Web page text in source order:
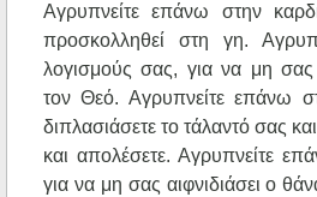
Αγρυπνείτε επάνω στην
προσκολληθεί στη γη.
λογισμούς σας, για να μη
τον Θεό. Αγρυπνείτε επάνω
διπλασιάσετε το τάλαντό σας
και απολέσετε. Αγρυπνείτε
για να μη σας αιφνιδιάσει ο